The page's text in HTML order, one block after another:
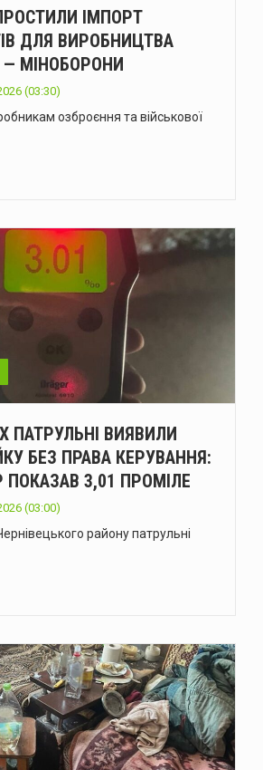
ІМПОРТ
ДЛЯ ВИРОБНИЦТВА
МІНОБОРОНИ
(03:30)
озброєння та військової
ПАТРУЛЬНІ ВИЯВИЛИ
БЕЗ ПРАВА КЕРУВАННЯ:
ПОКАЗАВ 3,01 ПРОМІЛЕ
(03:00)
району патрульні